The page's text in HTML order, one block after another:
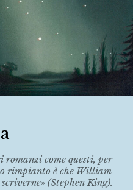
romanzi come questi, per
rimpianto è che William
(Stephen King).